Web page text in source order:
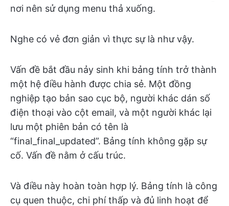
nơi nên sử dụng menu thả xuống.
Nghe có vẻ đơn giản vì thực sự là như vậy.
Vấn đề bắt đầu nảy sinh khi bảng tính trở thành
một hệ điều hành được chia sẻ. Một đồng
nghiệp tạo bản sao cục bộ, người khác dán số
điện thoại vào cột email, và một người khác lại
lưu một phiên bản có tên là
“final_final_updated”. Bảng tính không gặp sự
cố. Vấn đề nằm ở cấu trúc.
Và điều này hoàn toàn hợp lý. Bảng tính là công
cụ quen thuộc, chi phí thấp và đủ linh hoạt để